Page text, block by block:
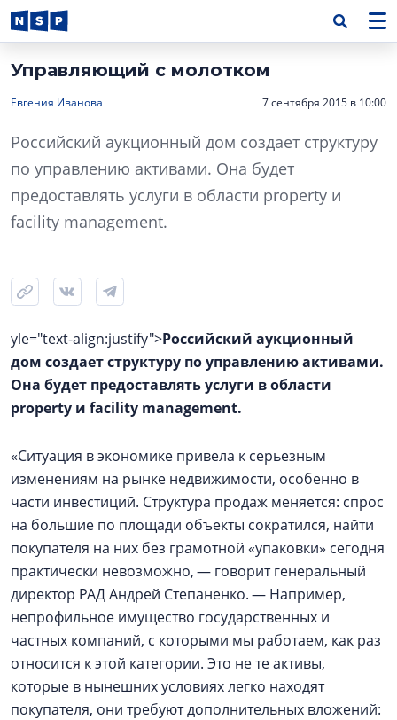
Управляющий с молотком
Евгения Иванова 7 сентября 2015 в 10:00
Российский аукционный дом создает структуру
по управлению активами. Она будет
предоставлять услуги в области property и
facility management.
yle="text-align:justify">Российский аукционный
дом создает структуру по управлению активами.
Она будет предоставлять услуги в области
property и facility management.
«Ситуация в экономике привела к серьезным
изменениям на рынке недвижимости, особенно в
части инвестиций. Структура продаж меняется: спрос
на большие по площади объекты сократился, найти
покупателя на них без грамотной «упаковки» сегодня
практически невозможно, — говорит генеральный
директор РАД Андрей Степаненко. — Например,
непрофильное имущество государственных и
частных компаний, с которыми мы работаем, как раз
относится к этой категории. Это не те активы,
которые в нынешних условиях легко находят
покупателя, они требуют дополнительных вложений: